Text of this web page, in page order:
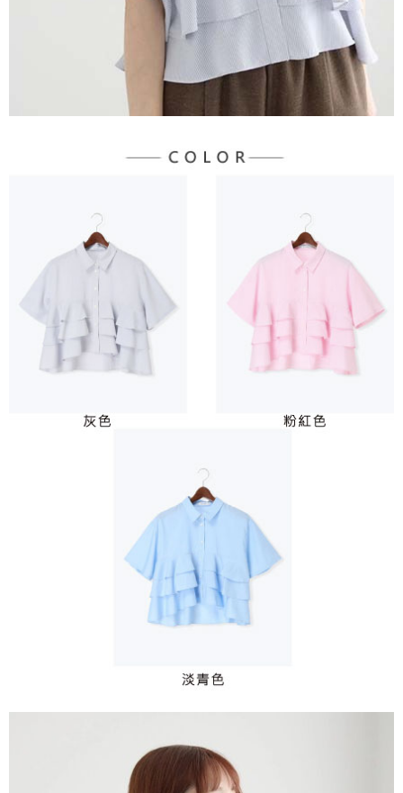
４．使用「AFTEE先享後付」時，將依據個別帳號之用戶狀況，依本公司即
時審查核予不同之上限額度；若仍有額度不足之情形，本公司將視審查結果
請求用戶進行身份認證。
５．嚴禁一人註冊多個帳號或使用他人資訊註冊。若發現惡意使用之情形，
恩沛科技股份有限公司將有權停止該用戶之使用額度並採取法律行動。
每筆NT$90，滿NT$888(含以上)免運費